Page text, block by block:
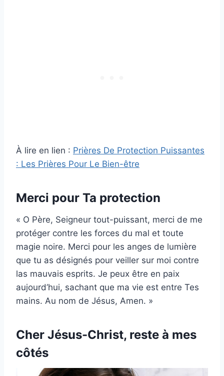
À lire en lien : Prières De Protection Puissantes
: Les Prières Pour Le Bien-être
Merci pour Ta protection
« O Père, Seigneur tout-puissant, merci de me
protéger contre les forces du mal et toute
magie noire. Merci pour les anges de lumière
que tu as désignés pour veiller sur moi contre
las mauvais esprits. Je peux être en paix
aujourd’hui, sachant que ma vie est entre Tes
mains. Au nom de Jésus, Amen. »
Cher Jésus-Christ, reste à mes
côtés